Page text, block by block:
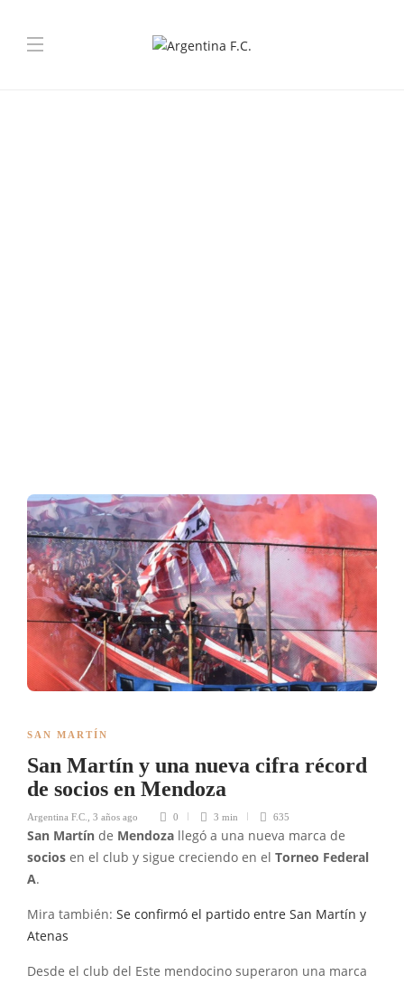
SAN MARTÍN
San Martín y una nueva cifra récord
de socios en Mendoza
Argentina F.C. 3 años ago 0 3 min 635
San Martín de Mendoza llegó a una nueva marca de
socios en el club y sigue creciendo en el Torneo Federal
A.
Mira también: Se confirmó el partido entre San Martín y
Atenas
Desde el club del Este mendocino superaron una marca